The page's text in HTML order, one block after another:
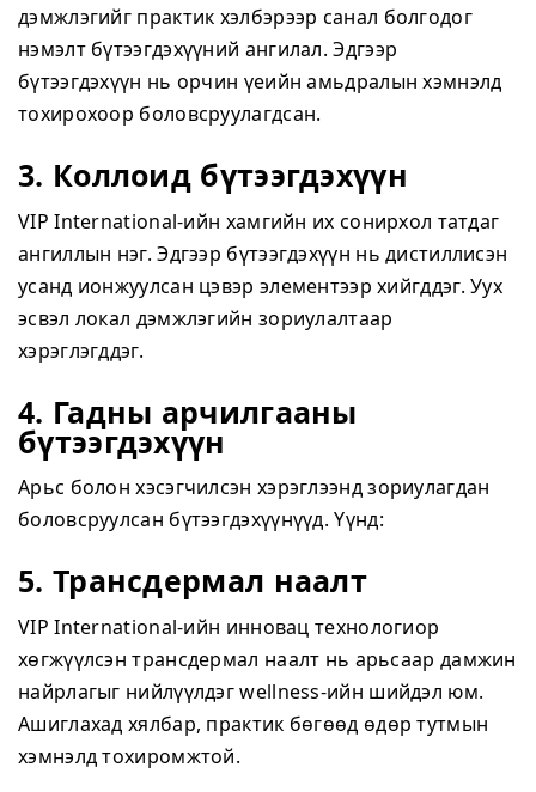
дэмжлэгийг практик хэлбэрээр санал болгодог
нэмэлт бүтээгдэхүүний ангилал. Эдгээр
бүтээгдэхүүн нь орчин үеийн амьдралын хэмнэлд
тохирохоор боловсруулагдсан.
3. Коллоид бүтээгдэхүүн
VIP International-ийн хамгийн их сонирхол татдаг
ангиллын нэг. Эдгээр бүтээгдэхүүн нь дистиллисэн
усанд ионжуулсан цэвэр элементээр хийгддэг. Уух
эсвэл локал дэмжлэгийн зориулалтаар
хэрэглэгддэг.
4. Гадны арчилгааны
бүтээгдэхүүн
Арьс болон хэсэгчилсэн хэрэглээнд зориулагдан
боловсруулсан бүтээгдэхүүнүүд. Үүнд:
5. Трансдермал наалт
VIP International-ийн инновац технологиор
хөгжүүлсэн трансдермал наалт нь арьсаар дамжин
найрлагыг нийлүүлдэг wellness-ийн шийдэл юм.
Ашиглахад хялбар, практик бөгөөд өдөр тутмын
хэмнэлд тохиромжтой.